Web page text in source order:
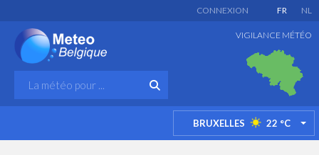
FR NL
CONNEXION
VIGILANCE MÉTÉO
BRUXELLES 22 °C